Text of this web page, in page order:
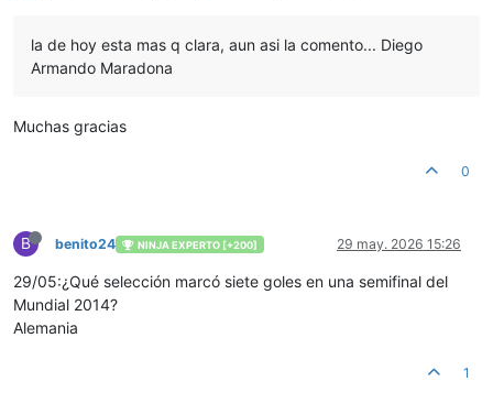
la de hoy esta mas q clara, aun asi la comento... Diego
Armando Maradona
Muchas gracias
0
B benito24 NINJA EXPERTO [+200] 29 may. 2026 15:26
29/05:¿Qué selección marcó siete goles en una semifinal del
Mundial 2014?
Alemania
1